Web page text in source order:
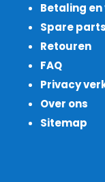
Betaling
Spare parts
Retouren
FAQ
Privacy
Over ons
Sitemap